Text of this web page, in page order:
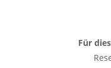
Für